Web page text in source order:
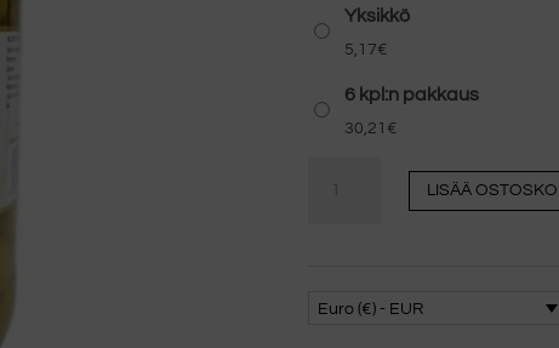
Yksikkö
5,17€
6 kpl:n pakkaus
30,21 €
gr
LISÄÄ
Euro (€) - EUR